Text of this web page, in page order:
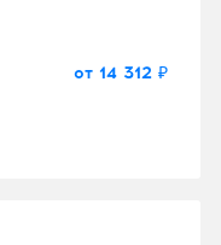
от 14 312 ₽